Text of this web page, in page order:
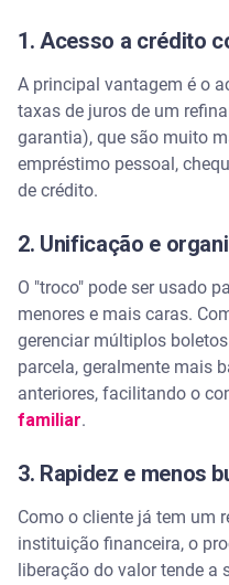
1. Acesso a crédito
A principal vantagem é o
taxas de juros de um
garantia), que são muito
empréstimo pessoal,
de crédito.
2. Unificação e
O "troco" pode ser usado
menores e mais caras.
gerenciar múltiplos
parcela, geralmente mais
anteriores, facilitando o
familiar.
3. Rapidez e menos
Como o cliente já tem um
instituição financeira, o
liberação do valor tende